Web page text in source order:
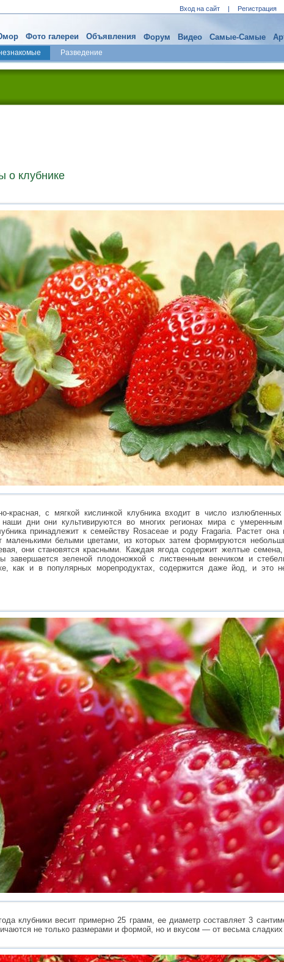
Вход на сайт | Регистрация
Разведение
Фото галереи Объявления Форум Видео Самые-Самые
о клубнике
красная, с мягкой кислинкой клубника входит в число
дни они культивируются во многих регионах мира с
принадлежит к семейству Rosaceae и роду Fragaria. Растет
маленькими белыми цветами, из которых затем формируются
они становятся красными. Каждая ягода содержит желтые
завершается зеленой плодоножкой с лиственным венчиком и
как и в популярных морепродуктах, содержится даже йод, и это
клубники весит примерно 25 грамм, ее диаметр составляет 3
не только размерами и формой, но и вкусом — от весьма